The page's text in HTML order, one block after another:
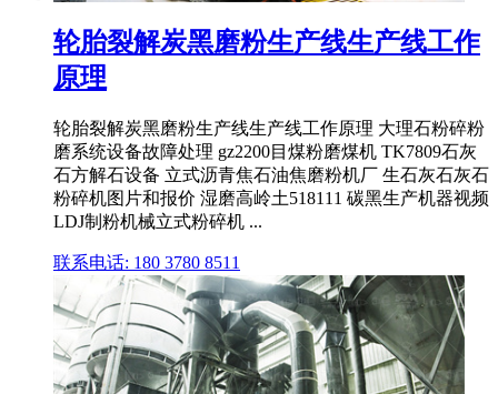
轮胎裂解炭黑磨粉生产线生产线工作
原理
轮胎裂解炭黑磨粉生产线生产线工作原理 大理石粉碎粉
磨系统设备故障处理 gz2200目煤粉磨煤机 TK7809石灰
石方解石设备 立式沥青焦石油焦磨粉机厂 生石灰石灰石
粉碎机图片和报价 湿磨高岭土518111 碳黑生产机器视频
LDJ制粉机械立式粉碎机 ...
联系电话: 180 3780 8511